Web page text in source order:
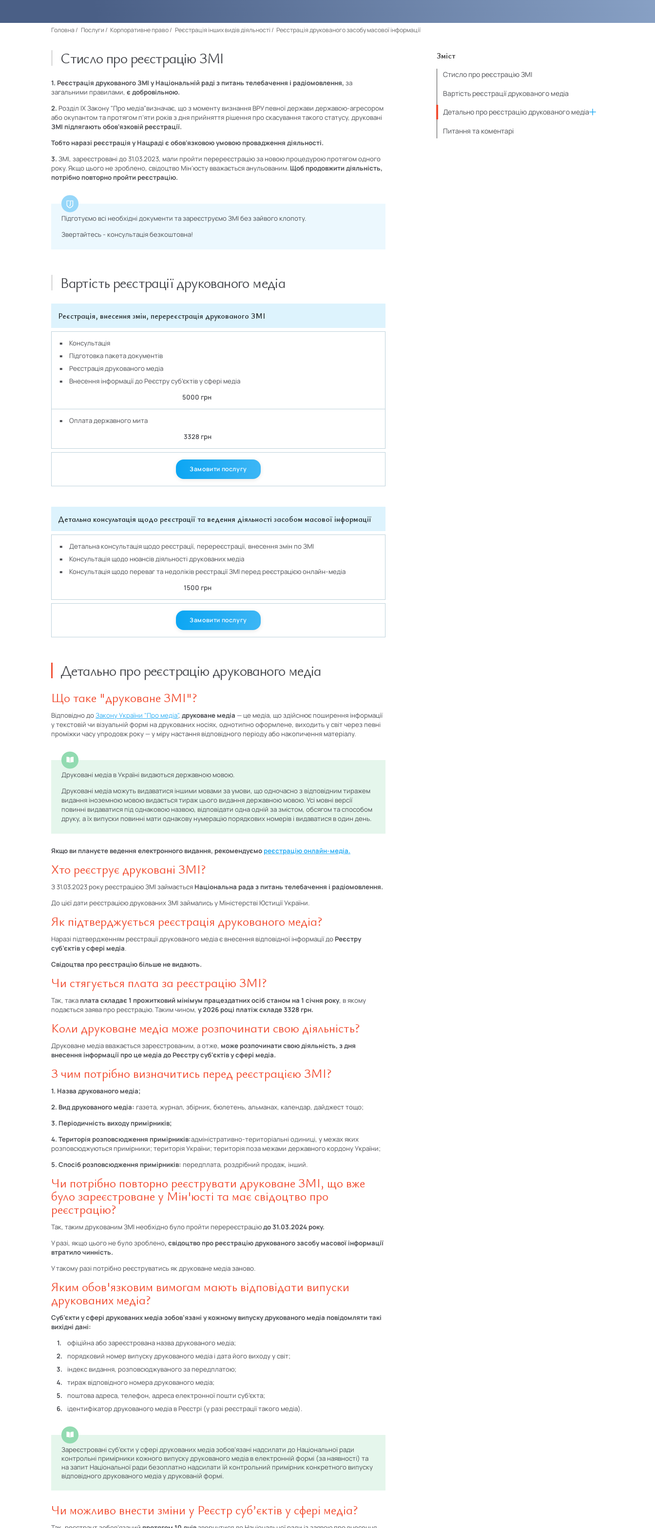
Головна Послуги Корпоративне право Реєстрація інших видів діяльності Реєстрація друкованого засобу масової інформації
Стисло про реєстрацію ЗМІ
1. Реєстрація друкованого ЗМІ у Національній раді з питань телебачення і радіомовлення, за
загальними правилами, є добровільною.
2. Розділ IX Закону "Про медіа"визначає, що з моменту визнання ВРУ певної держави державою-агресором
або окупантом та протягом п’яти років з дня прийняття рішення про скасування такого статусу, друковані
ЗМІ підлягають обов'язковій реєстрації.
Тобто наразі реєстрація у Нацраді є обов'язковою умовою провадження діяльності.
3. ЗМІ, зареєстровані до 31.03.2023, мали пройти перереєстрацію за новою процедурою протягом одного
року. Якщо цього не зроблено, свідоцтво Мін’юсту вважається анульованим. Щоб продовжити діяльність,
потрібно повторно пройти реєстрацію.
Підготуємо всі необхідні документи та зареєструємо ЗМІ без зайвого клопоту.
Звертайтесь - консультація безкоштовна!
Вартість реєстрації друкованого медіа
Реєстрація, внесення змін, перереєстрація друкованого ЗМІ
Консультація
Підготовка пакета документів
Реєстрація друкованого медіа
Внесення інформації до Реєстру суб’єктів у сфері медіа
5000 грн
Оплата державного мита
3328 грн
Замовити послугу
Детальна консультація щодо реєстрації та ведення діяльності засобом масової інформації
Детальна консультація щодо реєстрації, перереєстрації, внесення змін по ЗМІ
Консультація щодо нюансів діяльності друкованих медіа
Консультація щодо переваг та недоліків реєстрації ЗМІ перед реєстрацією онлайн-медіа
1500 грн
Замовити послугу
Детально про реєстрацію друкованого медіа
Що таке "друковане ЗМІ"?
Відповідно доЗакону України "Про медіа", друковане медіа — це медіа, що здійснює поширення інформації
у текстовій чи візуальній формі на друкованих носіях, однотипно оформлене, виходить у світ через певні
проміжки часу упродовж року — у міру настання відповідного періоду або накопичення матеріалу.
Друковані медіа в Україні видаються державною мовою.
Друковані медіа можуть видаватися іншими мовами за умови, що одночасно з відповідним тиражем
видання іноземною мовою видається тираж цього видання державною мовою. Усі мовні версії
повинні видаватися під однаковою назвою, відповідати одна одній за змістом, обсягом та способом
друку, а їх випуски повинні мати однакову нумерацію порядкових номерів і видаватися в один день.
Якщо ви плануєте ведення електронного видання, рекомендуємо реєстраціюонлайн-медіа.
Хто реєструє друковані ЗМІ?
З 31.03.2023 року реєстрацією ЗМІ займається Національна рада з питань телебачення і радіомовлення.
До цієї дати реєстрацією друкованих ЗМІ займались у Міністерстві Юстиції України.
Як підтверджується реєстрація друкованого медіа?
Наразі підтвердженням реєстрації друкованого медіа є внесення відповідної інформації до Реєстру
суб’єктів у сфері медіа.
Свідоцтва про реєстрацію більше не видають.
Чи стягується плата за реєстрацію ЗМІ?
Так, така плата складає 1 прожитковий мінімум працездатних осіб станом на 1 січня року, в якому
подається заява про реєстрацію. Таким чином, у 2026 році платіж складе 3328 грн.
Коли друковане медіа може розпочинати свою діяльність?
Друковане медіа вважається зареєстрованим, а отже, може розпочинати свою діяльність, з дня
внесення інформації про це медіа до Реєстру суб'єктів у сфері медіа.
З чим потрібно визначитись перед реєстрацією ЗМІ?
1. Назва друкованого медіа;
2. Вид друкованого медіа: газета, журнал, збірник, бюлетень, альманах, календар, дайджест тощо;
3. Періодичність виходу примірників;
4. Територія розповсюдження примірників:адміністративно-територіальні одиниці, у межах яких
розповсюджуються примірники; територія України; територія поза межами державного кордону України;
5. Спосіб розповсюдження примірників: передплата, роздрібний продаж, інший.
Чи потрібно повторно реєструвати друковане ЗМІ, що вже
було зареєстроване у Мін'юсті та має свідоцтво про
реєстрацію?
Так, таким друкованим ЗМІ необхідно було пройти перереєстраціюдо 31.03.2024 року.
У разі, якщо цього не було зроблено, свідоцтво про реєстрацію друкованого засобу масової інформації
втратило чинність.
У такому разі потрібно реєструватись як друковане медіа заново.
Яким обов'язковим вимогам мають відповідати випуски
друкованих медіа?
Суб’єкти у сфері друкованих медіа зобов’язані у кожному випуску друкованого медіа повідомляти такі
вихідні дані:
офіційна або зареєстрована назва друкованого медіа;
порядковий номер випуску друкованого медіа і дата його виходу у світ;
індекс видання, розповсюджуваного за передплатою;
тираж відповідного номера друкованого медіа;
поштова адреса, телефон, адреса електронної пошти суб’єкта;
ідентифікатор друкованого медіа в Реєстрі (у разі реєстрації такого медіа).
Зареєстровані суб’єкти у сфері друкованих медіа зобов’язані надсилати до Національної ради
контрольні примірники кожного випуску друкованого медіа в електронній формі (за наявності) та
на запит Національної ради безоплатно надсилати їй контрольний примірник конкретного випуску
відповідного друкованого медіа у друкованій формі.
Чи можливо внести зміни у Реєстр суб’єктів у сфері медіа?
Зміст
Стисло про реєстрацію ЗМІ
Вартість реєстрації друкованого медіа
Детально про реєстрацію друкованого медіа
Питання та коментарі